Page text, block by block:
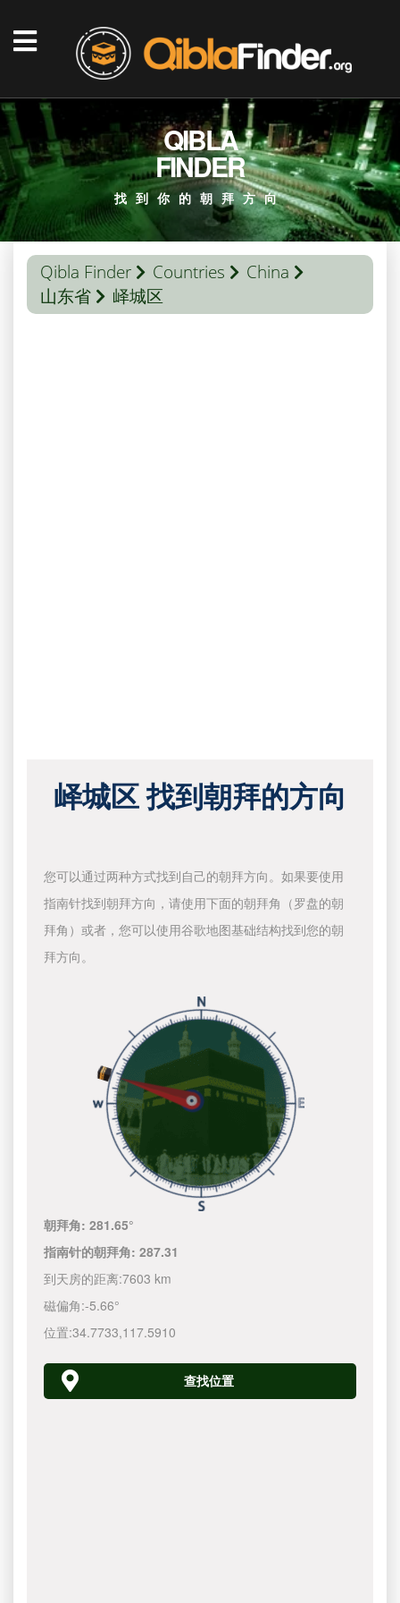
QIBLA
FINDER
找到你的朝拜方向
Qibla Finder Countries
China
山东省
峄城区
峄城区 找到朝拜的方向
您可以通过两种方式找到自己的朝拜方向。如果要使用
指南针找到朝拜方向，请使用下面的朝拜角（罗盘的朝
拜角）或者，您可以使用谷歌地图基础结构找到您的朝
拜方向。
朝拜角:281.65°
指南针的朝拜角:287.31
到天房的距离:7603 km
磁偏角:-5.66°
位置:34.7733,117.5910
查找位置